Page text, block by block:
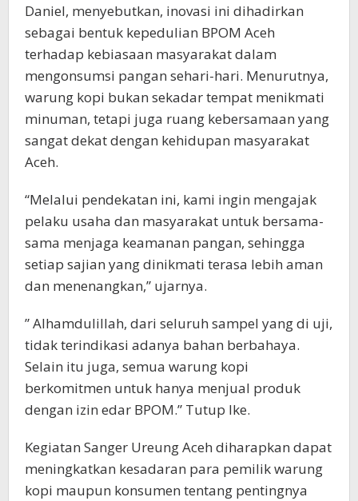
Daniel, menyebutkan, inovasi ini dihadirkan
sebagai bentuk kepedulian BPOM Aceh
terhadap kebiasaan masyarakat dalam
mengonsumsi pangan sehari-hari. Menurutnya,
warung kopi bukan sekadar tempat menikmati
minuman, tetapi juga ruang kebersamaan yang
sangat dekat dengan kehidupan masyarakat
Aceh.
“Melalui pendekatan ini, kami ingin mengajak
pelaku usaha dan masyarakat untuk bersama-
sama menjaga keamanan pangan, sehingga
setiap sajian yang dinikmati terasa lebih aman
dan menenangkan,” ujarnya.
” Alhamdulillah, dari seluruh sampel yang di uji,
tidak terindikasi adanya bahan berbahaya.
Selain itu juga, semua warung kopi
berkomitmen untuk hanya menjual produk
dengan izin edar BPOM.” Tutup Ike.
Kegiatan Sanger Ureung Aceh diharapkan dapat
meningkatkan kesadaran para pemilik warung
kopi maupun konsumen tentang pentingnya